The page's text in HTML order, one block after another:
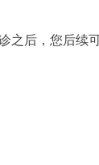
之后，您后续